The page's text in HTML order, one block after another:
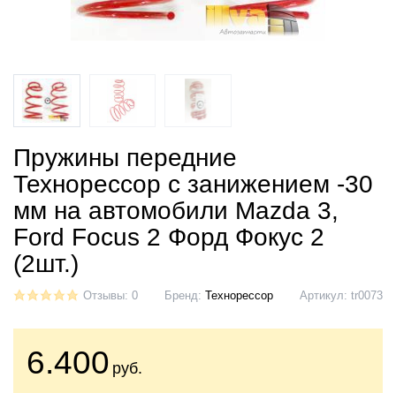
Пружины передние
Технорессор с занижением -30
мм на автомобили Mazda 3,
Ford Focus 2 Форд Фокус 2
(2шт.)
Отзывы: 0 Бренд: Технорессор Артикул: tr0073
6.400 руб.